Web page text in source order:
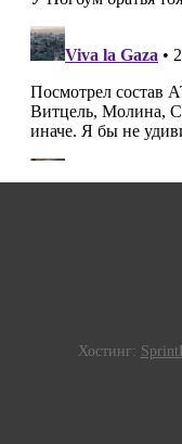
Хостинг: